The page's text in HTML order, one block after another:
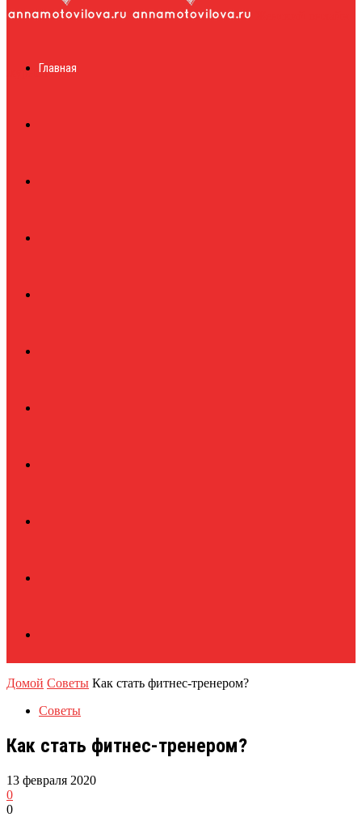
журналГлавная
Домой Советы Как стать фитнес-тренером?
Советы
Как стать фитнес-тренером?
13 февраля 2020
0
0